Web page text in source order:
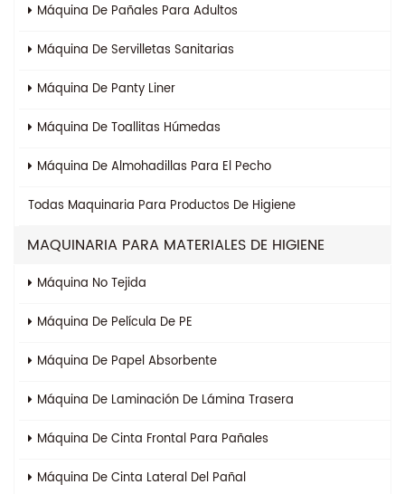
Máquina De Pañales Para Adultos
Máquina De Servilletas Sanitarias
Máquina De Panty Liner
Máquina De Toallitas Húmedas
Máquina De Almohadillas Para El Pecho
Todas Maquinaria Para Productos De Higiene
MAQUINARIA PARA MATERIALES DE HIGIENE
Máquina No Tejida
Máquina De Película De PE
Máquina De Papel Absorbente
Máquina De Laminación De Lámina Trasera
Máquina De Cinta Frontal Para Pañales
Máquina De Cinta Lateral Del Pañal